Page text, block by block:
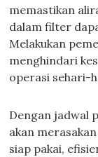
memastikan
dalam filter
Melakukan
menghindari
operasi sehari-
Dengan jadwal
akan
siap pakai,